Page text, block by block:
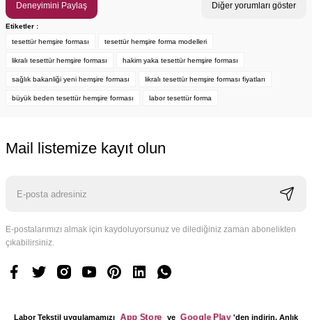
Deneyimini Paylaş Diğer yorumları göster
Etiketler :
tesettür hemşire forması
tesettür hemşire forma modelleri
likralı tesettür hemşire forması hakim yaka tesettür hemşire forması
sağlık bakanliği yeni hemşire forması likralı tesettür hemşire forması fiyatları
büyük beden tesettür hemşire forması labor tesettür forma
Mail listemize kayıt olun
E-postalarımızı almak için kaydoluyorsunuz ve dilediğiniz zaman abonelikten
çıkabilirsiniz.
Labor Tekstil uygulamamızı App Store ve Google Play 'den indirin. Anlık